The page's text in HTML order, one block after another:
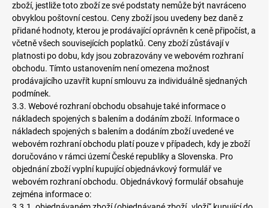
zboží, jestliže toto zboží ze své podstaty nemůže být navráceno
obvyklou poštovní cestou. Ceny zboží jsou uvedeny bez daně z
přidané hodnoty, kterou je prodávající oprávněn k ceně připočíst, a
včetně všech souvisejících poplatků. Ceny zboží zůstávají v
platnosti po dobu, kdy jsou zobrazovány ve webovém rozhraní
obchodu. Tímto ustanovením není omezena možnost
prodávajícího uzavřít kupní smlouvu za individuálně sjednaných
podmínek.
3.3. Webové rozhraní obchodu obsahuje také informace o
nákladech spojených s balením a dodáním zboží. Informace o
nákladech spojených s balením a dodáním zboží uvedené ve
webovém rozhraní obchodu platí pouze v případech, kdy je zboží
doručováno v rámci území České republiky a Slovenska. Pro
objednání zboží vyplní kupující objednávkový formulář ve
webovém rozhraní obchodu. Objednávkový formulář obsahuje
zejména informace o: